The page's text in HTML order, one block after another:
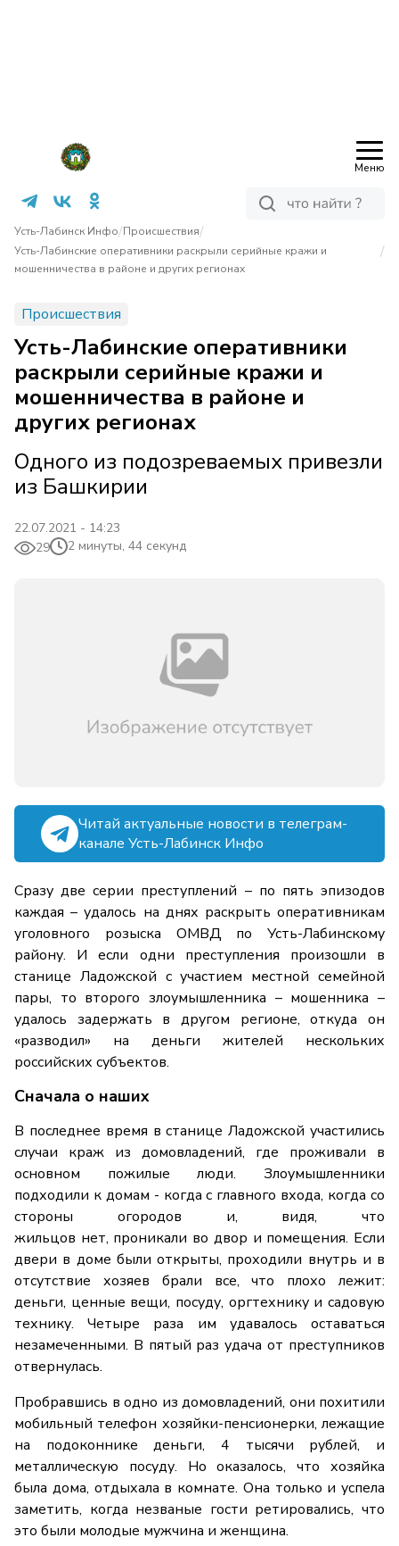
Меню
Усть-Лабинск Инфо/Происшествия/
Усть-Лабинские оперативники раскрыли серийные кражи и
мошенничества в районе и других регионах
/
Происшествия
Усть-Лабинские оперативники
раскрыли серийные кражи и
мошенничества в районе и
других регионах
Одного из подозреваемых привезли
из Башкирии
22.07.2021 - 14:23
29
2 минуты, 44 секунд
Читай актуальные новости в телеграм-
канале Усть-Лабинск Инфо
Сразу две серии преступлений – по пять эпизодов
каждая – удалось на днях раскрыть оперативникам
уголовного розыска ОМВД по Усть-Лабинскому
району. И если одни преступления произошли в
станице Ладожской с участием местной семейной
пары, то второго злоумышленника – мошенника –
удалось задержать в другом регионе, откуда он
«разводил» на деньги жителей нескольких
российских субъектов.
Сначала о наших
В последнее время в станице Ладожской участились
случаи краж из домовладений, где проживали в
основном пожилые люди. Злоумышленники
подходили к домам - когда с главного входа, когда со
стороны огородов и, видя, что
жильцов нет, проникали во двор и помещения. Если
двери в доме были открыты, проходили внутрь и в
отсутствие хозяев брали все, что плохо лежит:
деньги, ценные вещи, посуду, оргтехнику и садовую
технику. Четыре раза им удавалось оставаться
незамеченными. В пятый раз удача от преступников
отвернулась.
Пробравшись в одно из домовладений, они похитили
мобильный телефон хозяйки-пенсионерки, лежащие
на подоконнике деньги, 4 тысячи рублей, и
металлическую посуду. Но оказалось, что хозяйка
была дома, отдыхала в комнате. Она только и успела
заметить, когда незваные гости ретировались, что
это были молодые мужчина и женщина.